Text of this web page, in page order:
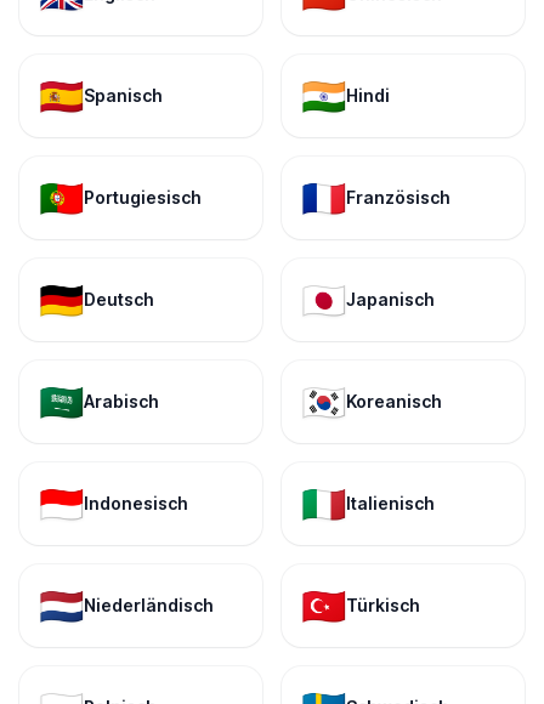
🇪🇸Spanisch 🇮🇳Hindi
🇵🇹Portugiesisch 🇫🇷Französisch
🇩🇪Deutsch 🇯🇵Japanisch
🇸🇦Arabisch 🇰🇷Koreanisch
🇮🇩Indonesisch 🇮🇹Italienisch
🇳🇱Niederländisch 🇹🇷Türkisch